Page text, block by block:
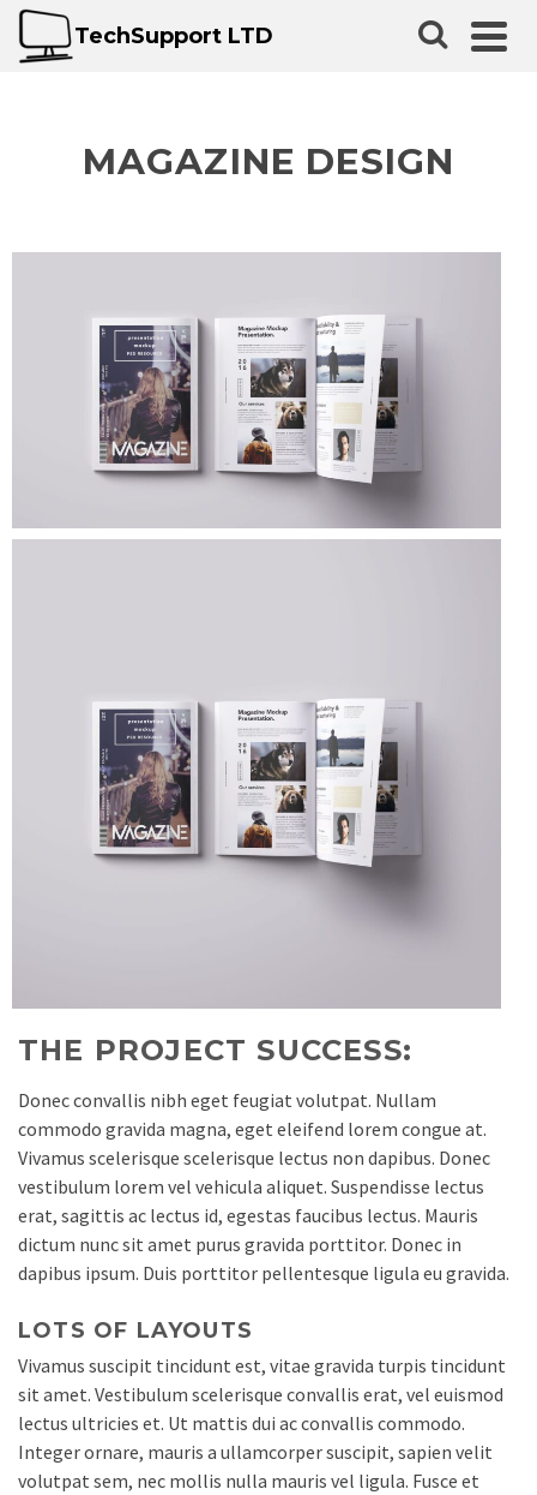
TechSupport LTD
MAGAZINE DESIGN
THE PROJECT SUCCESS:
Donec convallis nibh eget feugiat volutpat. Nullam
commodo gravida magna, eget eleifend lorem congue at.
Vivamus scelerisque scelerisque lectus non dapibus. Donec
vestibulum lorem vel vehicula aliquet. Suspendisse lectus
erat, sagittis ac lectus id, egestas faucibus lectus. Mauris
dictum nunc sit amet purus gravida porttitor. Donec in
dapibus ipsum. Duis porttitor pellentesque ligula eu gravida.
LOTS OF LAYOUTS
Vivamus suscipit tincidunt est, vitae gravida turpis tincidunt
sit amet. Vestibulum scelerisque convallis erat, vel euismod
lectus ultricies et. Ut mattis dui ac convallis commodo.
Integer ornare, mauris a ullamcorper suscipit, sapien velit
volutpat sem, nec mollis nulla mauris vel ligula. Fusce et